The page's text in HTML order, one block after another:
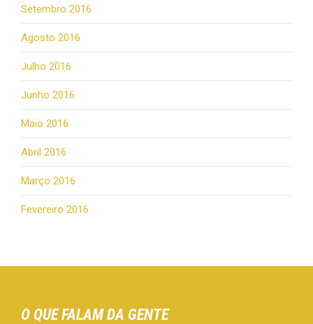
Setembro 2016
Agosto 2016
Julho 2016
Junho 2016
Maio 2016
Abril 2016
Março 2016
Fevereiro 2016
O QUE FALAM DA GENTE